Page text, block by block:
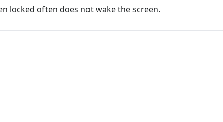
locked often does not wake the screen.